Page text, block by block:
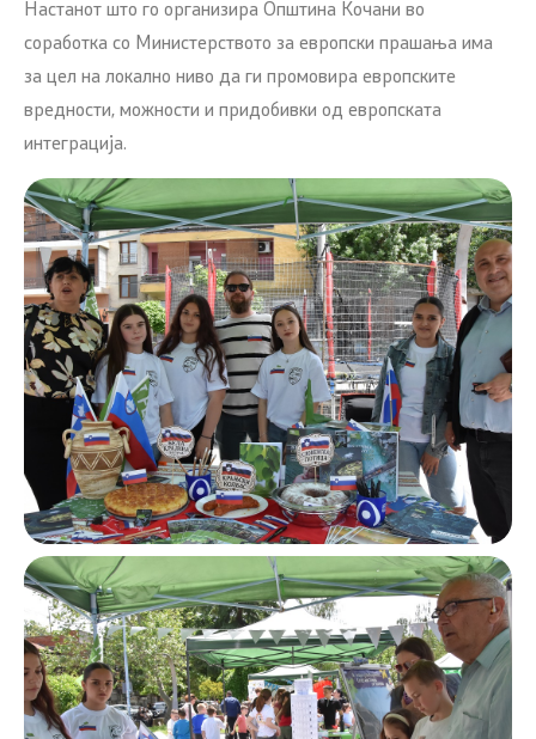
Настанот што го организира Општина Кочани во
соработка со Министерството за европски прашања има
за цел на локално ниво да ги промовира европските
вредности, можности и придобивки од европската
интеграција.